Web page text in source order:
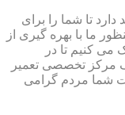
تا شما را برای
ما با بهره گیری از
می کنیم تا در
مرکز تخصصی تعمیر
شما مردم گرامی